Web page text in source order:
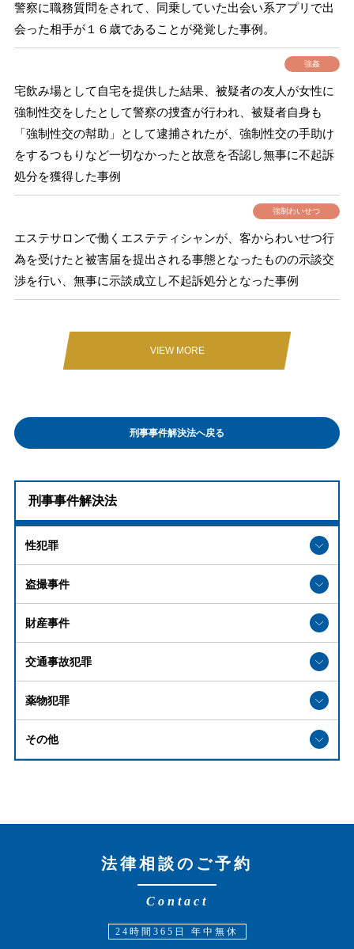
警察に職務質問をされて、同乗していた出会い系アプリで出
会った相手が１６歳であることが発覚した事例。
強姦
宅飲み場として自宅を提供した結果、被疑者の友人が女性に
強制性交をしたとして警察の捜査が行われ、被疑者自身も
「強制性交の幇助」として逮捕されたが、強制性交の手助け
をするつもりなど一切なかったと故意を否認し無事に不起訴
処分を獲得した事例
強制わいせつ
エステサロンで働くエステティシャンが、客からわいせつ行
為を受けたと被害届を提出される事態となったものの示談交
渉を行い、無事に示談成立し不起訴処分となった事例
VIEW MORE
刑事事件解決法へ戻る
刑事事件解決法
性犯罪
盗撮事件
財産事件
交通事故犯罪
薬物犯罪
その他
法律相談のご予約
Contact
24時間365日 年中無休